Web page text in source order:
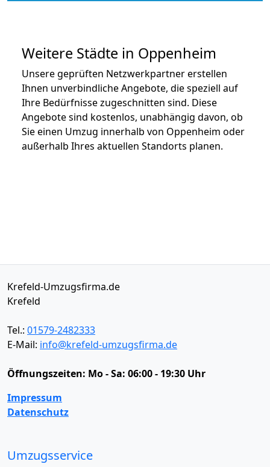
Weitere Städte in Oppenheim
Unsere geprüften Netzwerkpartner erstellen
Ihnen unverbindliche Angebote, die speziell auf
Ihre Bedürfnisse zugeschnitten sind. Diese
Angebote sind kostenlos, unabhängig davon, ob
Sie einen Umzug innerhalb von Oppenheim oder
außerhalb Ihres aktuellen Standorts planen.
Krefeld-Umzugsfirma.de
Krefeld
Tel.: 01579-2482333
E-Mail: info@krefeld-umzugsfirma.de
Öffnungszeiten: Mo - Sa: 06:00 - 19:30 Uhr
Impressum
Datenschutz
Umzugsservice